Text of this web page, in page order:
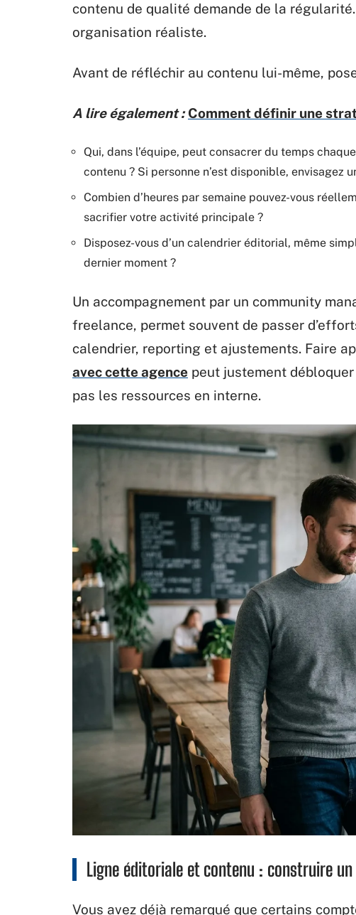
contenu de qualité demande de la
organisation réaliste.
Avant de réfléchir au contenu lui-même,
A lire également : Comment définir une
Qui, dans l’équipe, peut consacrer du temps
contenu ? Si personne n’est disponible, envisagez
Combien d’heures par semaine pouvez-vous
sacrifier votre activité principale ?
Disposez-vous d’un calendrier éditorial, même
dernier moment ?
Un accompagnement par un community
freelance, permet souvent de passer
calendrier, reporting et ajustements. Faire
avec cette agence peut justement
pas les ressources en interne.
Ligne éditoriale et contenu : construire
Vous avez déjà remarqué que certains